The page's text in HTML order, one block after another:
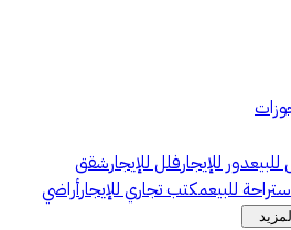
للبيعدور للإيجارفلل للإيجارشقق
للبيعمكتب تجاري للإيجارأراضي
المزيد